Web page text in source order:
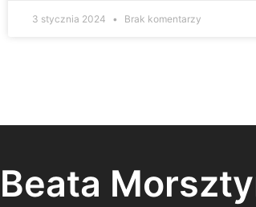
3 stycznia 2024 Brak komentarzy
Beata